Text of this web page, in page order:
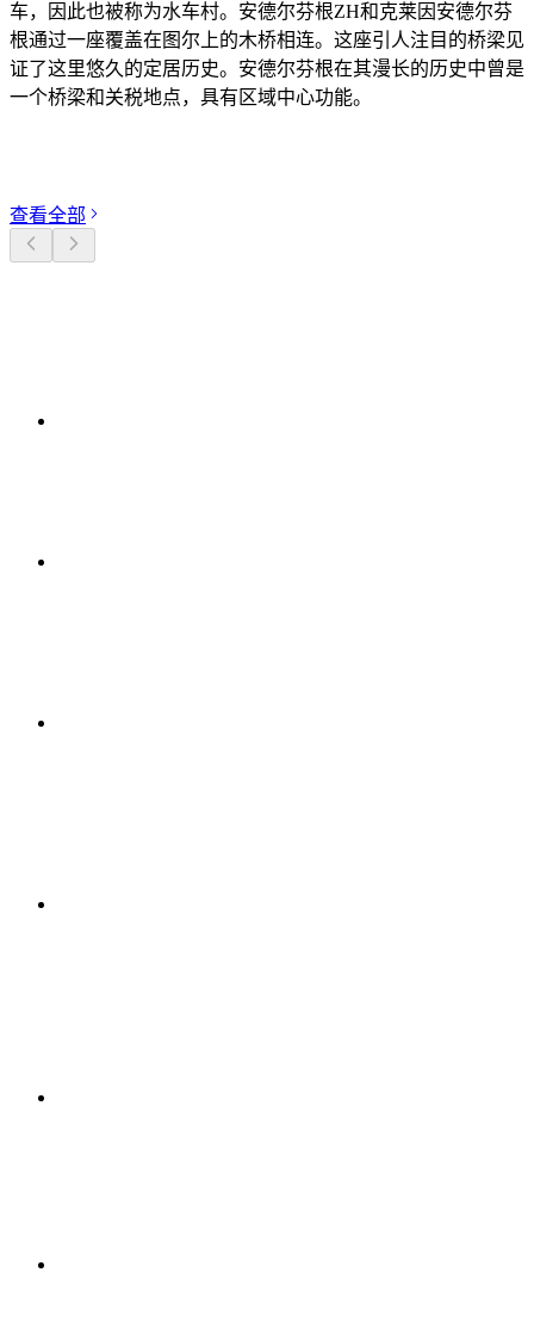
车，因此也被称为水车村。安德尔芬根ZH和克莱因安德尔芬
根通过一座覆盖在图尔上的木桥相连。这座引人注目的桥梁见
证了这里悠久的定居历史。安德尔芬根在其漫长的历史中曾是
一个桥梁和关税地点，具有区域中心功能。
查看全部